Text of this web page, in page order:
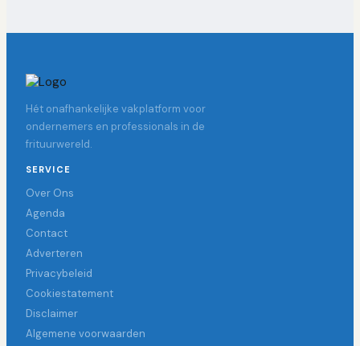
Hét onafhankelijke vakplatform voor
ondernemers en professionals in de
frituurwereld.
SERVICE
Over Ons
Agenda
Contact
Adverteren
Privacybeleid
Cookiestatement
Disclaimer
Algemene voorwaarden